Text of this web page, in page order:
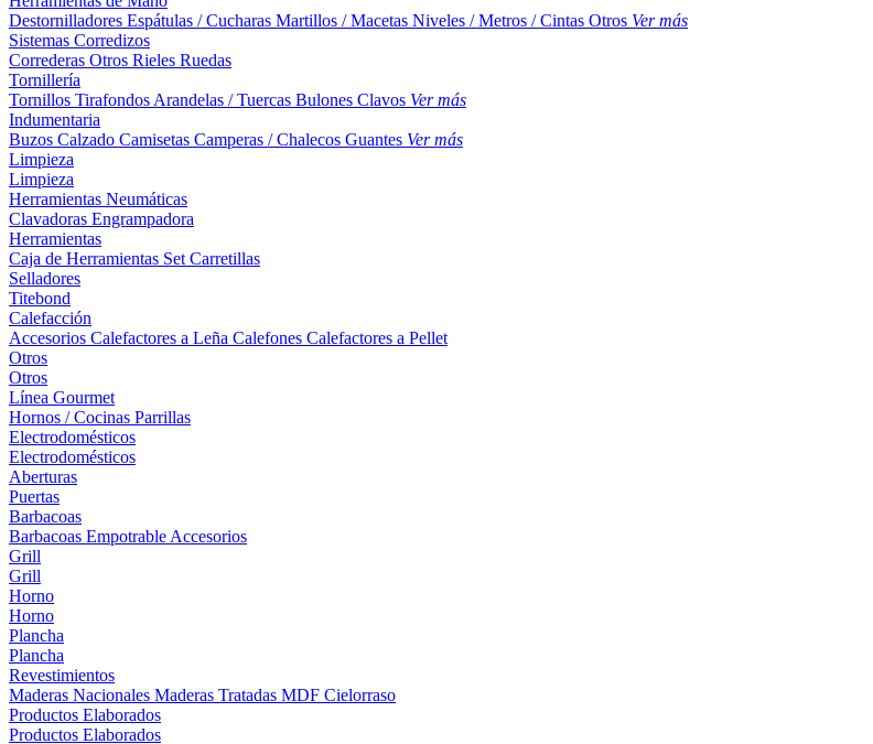
Destornilladores Espátulas / Cucharas Martillos / Macetas Niveles / Metros / Cintas Otros Ver más
Sistemas Corredizos
Correderas Otros Rieles Ruedas
Tornillería
Tornillos Tirafondos Arandelas / Tuercas Bulones Clavos Ver más
Indumentaria
Buzos Calzado Camisetas Camperas / Chalecos Guantes Ver más
Limpieza
Limpieza
Herramientas Neumáticas
Clavadoras Engrampadora
Herramientas
Caja de Herramientas Set Carretillas
Selladores
Titebond
Calefacción
Accesorios Calefactores a Leña Calefones Calefactores a Pellet
Otros
Otros
Línea Gourmet
Hornos / Cocinas Parrillas
Electrodomésticos
Electrodomésticos
Aberturas
Puertas
Barbacoas
Barbacoas Empotrable Accesorios
Grill
Grill
Horno
Horno
Plancha
Plancha
Revestimientos
Maderas Nacionales Maderas Tratadas MDF Cielorraso
Productos Elaborados
Productos Elaborados